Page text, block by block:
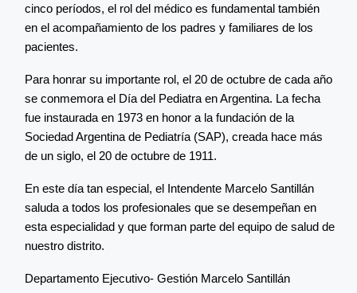
cinco períodos, el rol del médico es fundamental también
en el acompañamiento de los padres y familiares de los
pacientes.
Para honrar su importante rol, el 20 de octubre de cada año
se conmemora el Día del Pediatra en Argentina. La fecha
fue instaurada en 1973 en honor a la fundación de la
Sociedad Argentina de Pediatría (SAP), creada hace más
de un siglo, el 20 de octubre de 1911.
En este día tan especial, el Intendente Marcelo Santillán
saluda a todos los profesionales que se desempeñan en
esta especialidad y que forman parte del equipo de salud de
nuestro distrito.
Departamento Ejecutivo- Gestión Marcelo Santillán